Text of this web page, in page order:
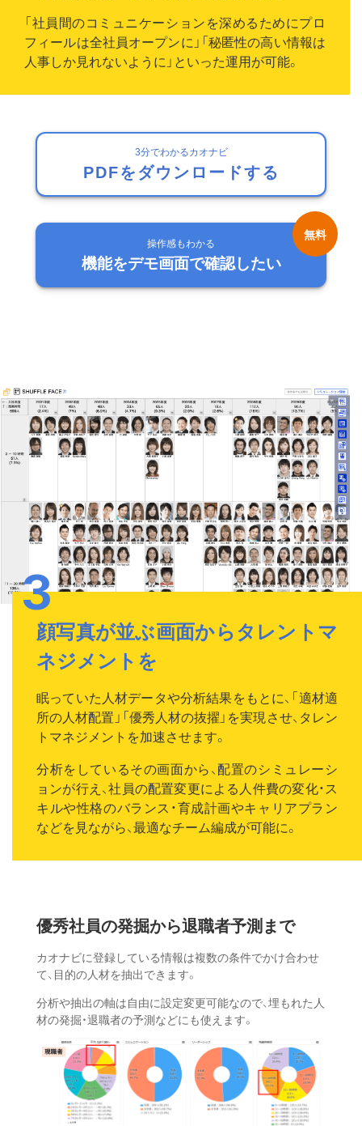
「社員間のコミュニケーションを深めるためにプロ
フィールは全社員オープンに」「秘匿性の高い情報は
人事しか見れないように」といった運用が可能。
3分でわかるカオナビ
PDFをダウンロードする
操作感もわかる
機能をデモ画面で確認したい
顔写真が並ぶ画面からタレントマ
ネジメントを
眠っていた人材データや分析結果をもとに、「適材適
所の人材配置」「優秀人材の抜擢」を実現させ、タレン
トマネジメントを加速させます。
分析をしているその画面から、配置のシミュレーシ
ョンが行え、社員の配置変更による人件費の変化・ス
キルや性格のバランス・育成計画やキャリアプラン
などを見ながら、最適なチーム編成が可能に。
優秀社員の発掘から退職者予測まで
カオナビに登録している情報は複数の条件でかけ合わせ
て、目的の人材を抽出できます。
分析や抽出の軸は自由に設定変更可能なので、埋もれた人
材の発掘・退職者の予測などにも使えます。